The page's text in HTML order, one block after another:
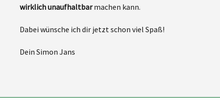
wirklich unaufhaltbarmachen kann.
Dabei wünsche ich dir jetzt schon viel Spaß!
Dein Simon Jans